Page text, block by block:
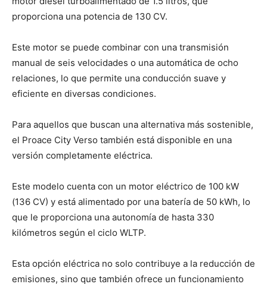
proporciona una potencia de 130 CV.
Este motor se puede combinar con una transmisión
manual de seis velocidades o una automática de ocho
relaciones, lo que permite una conducción suave y
eficiente en diversas condiciones.
Para aquellos que buscan una alternativa más sostenible,
el Proace City Verso también está disponible en una
versión completamente eléctrica.
Este modelo cuenta con un motor eléctrico de 100 kW
(136 CV) y está alimentado por una batería de 50 kWh, lo
que le proporciona una autonomía de hasta 330
kilómetros según el ciclo WLTP.
Esta opción eléctrica no solo contribuye a la reducción de
emisiones, sino que también ofrece un funcionamiento